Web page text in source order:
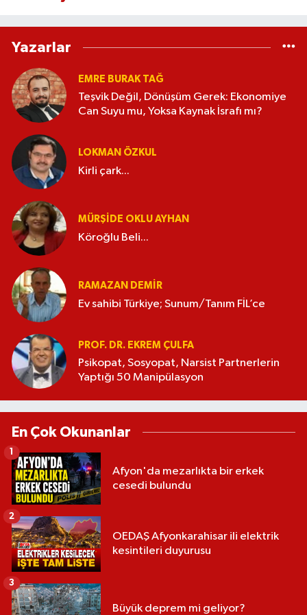
Yazarlar
EMRE BURAK TAĞ
Teşvik Değil, Dönüşüm Gerek: Ekonomiye
Can Suyu mu, Yoksa Kaynak İsrafı mı?
LOKMAN ÖZKUL
Kirli çark...
MÜRŞIDE OKLU AYHAN
Köroğlu Beli...
RAMAZAN DEMİR
Ev sahibi Türkiye; Sunum/Tanım FİL’ce
PROF. DR. EKREM ÇULFA
Psikopat, Sosyopat, Narsist Partnerlerin
Yaptığı 50 Manipülasyon
En Çok Okunanlar
Afyon'da mezarlıkta bir erkek
cesedi bulundu
1
OEDAŞ Afyonkarahisar ili elektrik
kesintileri duyurusu
2
Büyük deprem mi geliyor?
3